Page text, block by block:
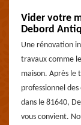
Vider votre
Debord
Une rénovation
travaux comme
maison. Après le
professionnel
dans le 81640,
vous convient.